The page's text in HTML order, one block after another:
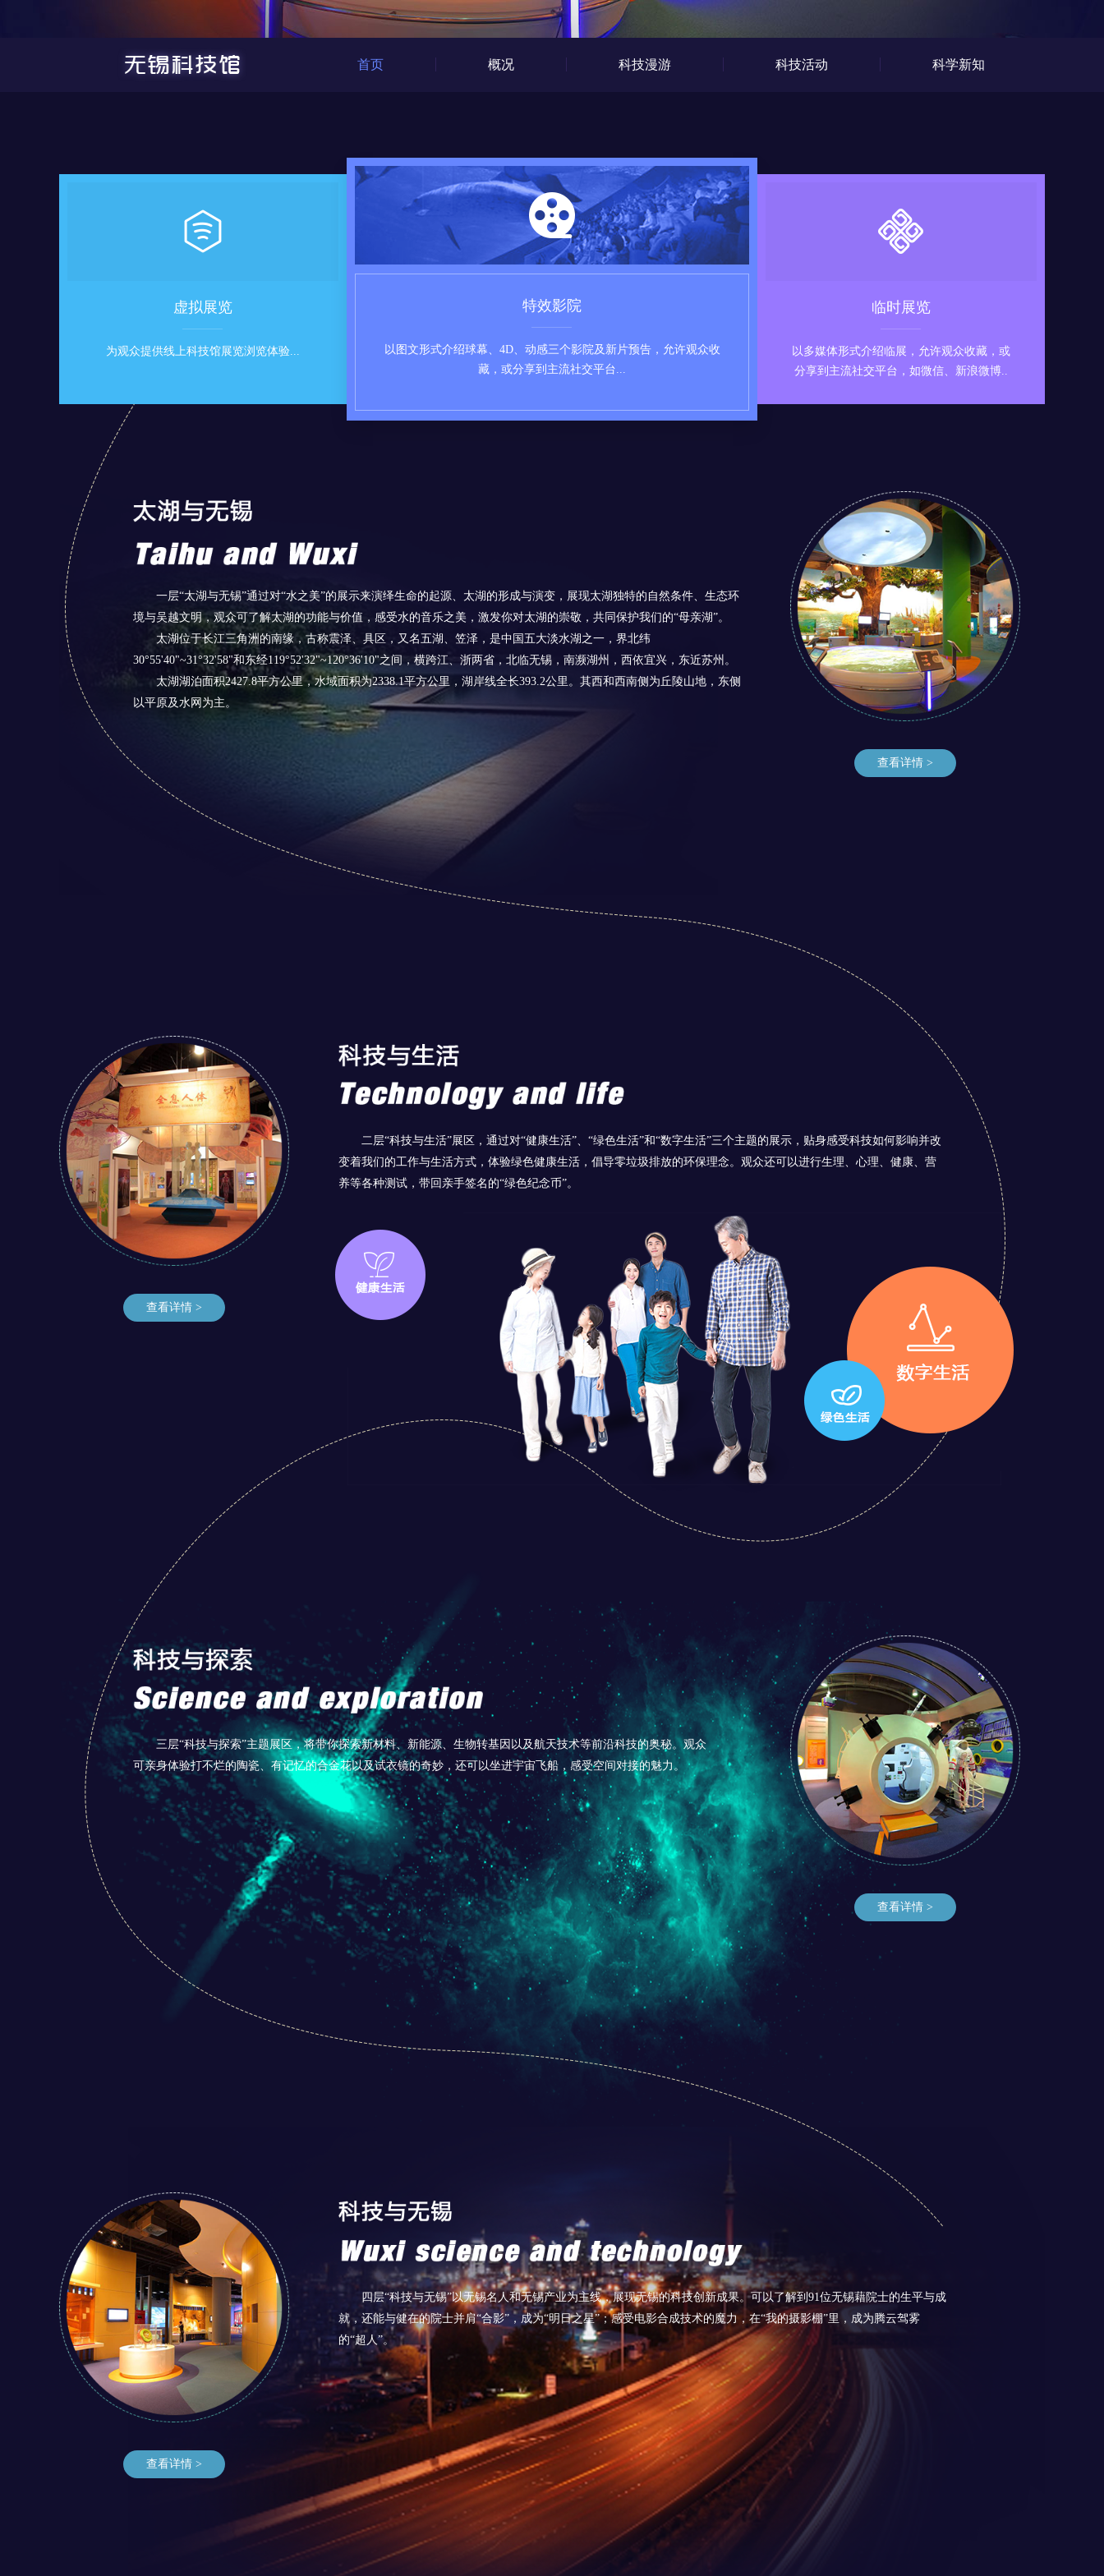
首页 概况 科技漫游 科技活动 科学新知
虚拟展览
为观众提供线上科技馆展览浏览体验...
特效影院
以图文形式介绍球幕、4D、动感三个影院及新片预告，允许观众收
藏，或分享到主流社交平台...
临时展览
以多媒体形式介绍临展，允许观众收藏，或
分享到主流社交平台，如微信、新浪微博..
一层“太湖与无锡”通过对“水之美”的展示来演绎生命的起源、太湖的形成与演变，展现太湖独特的自然条件、生态环
境与吴越文明，观众可了解太湖的功能与价值，感受水的音乐之美，激发你对太湖的崇敬，共同保护我们的“母亲湖”。
太湖位于长江三角洲的南缘，古称震泽、具区，又名五湖、笠泽，是中国五大淡水湖之一，界北纬
30°55'40"~31°32'58"和东经119°52'32"~120°36'10"之间，横跨江、浙两省，北临无锡，南濒湖州，西依宜兴，东近苏州。
太湖湖泊面积2427.8平方公里，水域面积为2338.1平方公里，湖岸线全长393.2公里。其西和西南侧为丘陵山地，东侧
以平原及水网为主。
查看详情 >
二层“科技与生活”展区，通过对“健康生活”、“绿色生活”和“数字生活”三个主题的展示，贴身感受科技如何影响并改
变着我们的工作与生活方式，体验绿色健康生活，倡导零垃圾排放的环保理念。观众还可以进行生理、心理、健康、营
养等各种测试，带回亲手签名的“绿色纪念币”。
查看详情 >
三层“科技与探索”主题展区，将带你探索新材料、新能源、生物转基因以及航天技术等前沿科技的奥秘。观众
可亲身体验打不烂的陶瓷、有记忆的合金花以及试衣镜的奇妙，还可以坐进宇宙飞船，感受空间对接的魅力。
查看详情 >
四层“科技与无锡”以无锡名人和无锡产业为主线，展现无锡的科技创新成果。可以了解到91位无锡藉院士的生平与成
就，还能与健在的院士并肩“合影”，成为“明日之星”；感受电影合成技术的魔力，在“我的摄影棚”里，成为腾云驾雾
的“超人”。
查看详情 >